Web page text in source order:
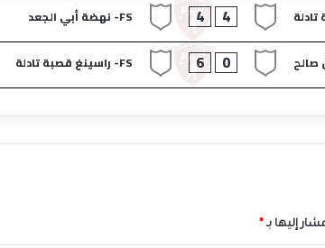
4
4 FS- نهضة أبي الجعد
0
6 FS- راسينغ قصبة تادلة
إليها بـ *